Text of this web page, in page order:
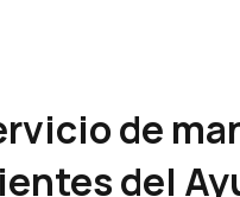
de
del